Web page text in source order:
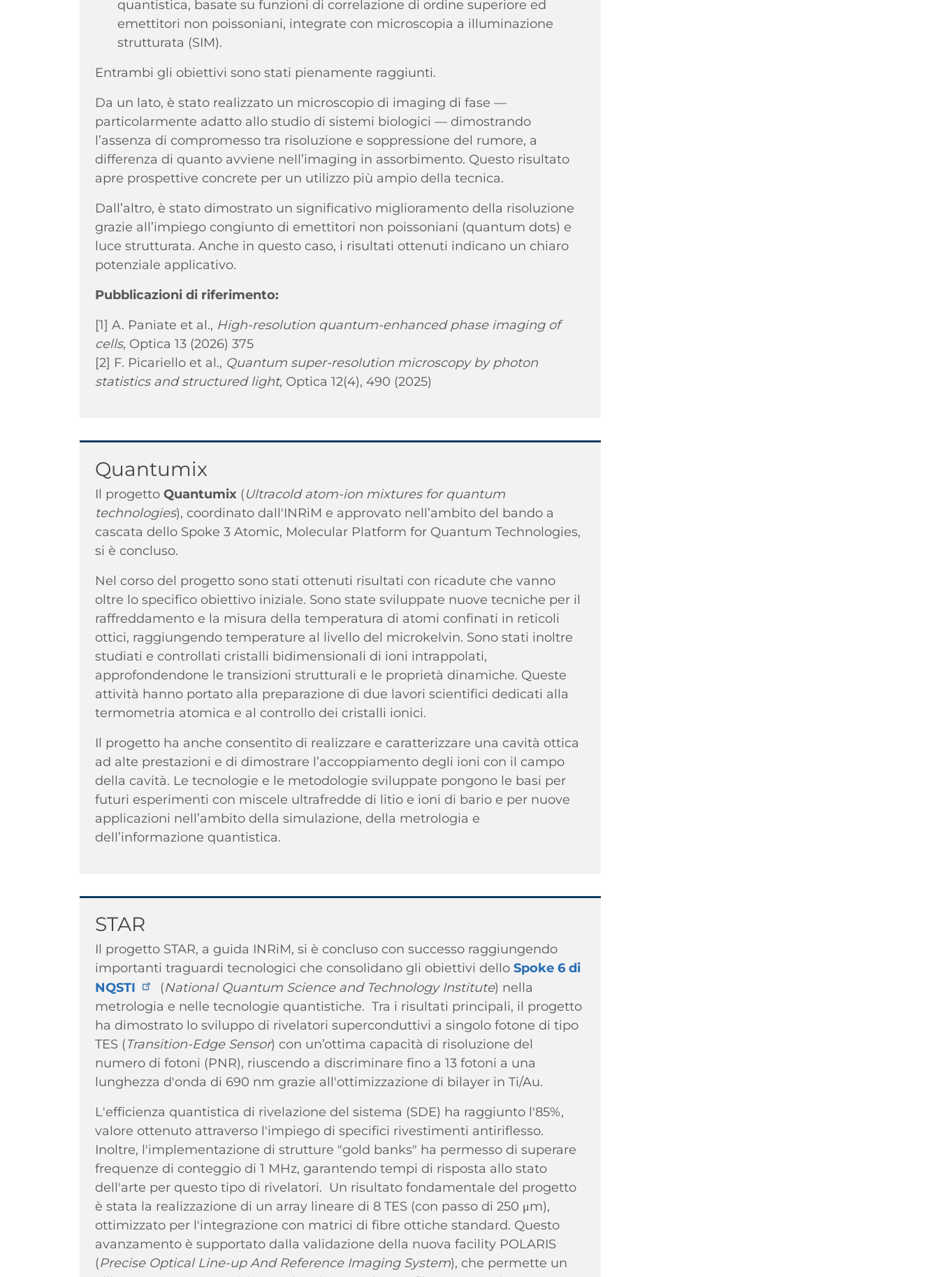
quantistica, basate su funzioni di correlazione di ordine superiore ed
emettitori non poissoniani, integrate con microscopia a illuminazione
strutturata (SIM).
Entrambi gli obiettivi sono stati pienamente raggiunti.
Da un lato, è stato realizzato un microscopio di imaging di fase —
particolarmente adatto allo studio di sistemi biologici — dimostrando
l’assenza di compromesso tra risoluzione e soppressione del rumore, a
differenza di quanto avviene nell’imaging in assorbimento. Questo risultato
apre prospettive concrete per un utilizzo più ampio della tecnica.
Dall’altro, è stato dimostrato un significativo miglioramento della risoluzione
grazie all’impiego congiunto di emettitori non poissoniani (quantum dots) e
luce strutturata. Anche in questo caso, i risultati ottenuti indicano un chiaro
potenziale applicativo.
Pubblicazioni di riferimento:
[1] A. Paniate et al., High-resolution quantum-enhanced phase imaging of
cells, Optica 13 (2026) 375
[2] F. Picariello et al., Quantum super-resolution microscopy by photon
statistics and structured light, Optica 12(4), 490 (2025)
Titolo
Quantumix
Il progettoQuantumix (Ultracold atom-ion mixtures for quantum
technologies), coordinato dall'INRiM e approvato nell’ambito del bando a
cascata dello Spoke 3 Atomic, Molecular Platform for Quantum Technologies,
si è concluso.
Nel corso del progetto sono stati ottenuti risultati con ricadute che vanno
oltre lo specifico obiettivo iniziale. Sono state sviluppate nuove tecniche per il
raffreddamento e la misura della temperatura di atomi confinati in reticoli
ottici, raggiungendo temperature al livello del microkelvin. Sono stati inoltre
studiati e controllati cristalli bidimensionali di ioni intrappolati,
approfondendone le transizioni strutturali e le proprietà dinamiche. Queste
attività hanno portato alla preparazione di due lavori scientifici dedicati alla
termometria atomica e al controllo dei cristalli ionici.
Il progetto ha anche consentito di realizzare e caratterizzare una cavità ottica
ad alte prestazioni e di dimostrare l’accoppiamento degli ioni con il campo
della cavità. Le tecnologie e le metodologie sviluppate pongono le basi per
futuri esperimenti con miscele ultrafredde di litio e ioni di bario e per nuove
applicazioni nell’ambito della simulazione, della metrologia e
dell’informazione quantistica.
Titolo
STAR
Il progetto STAR, a guida INRiM, si è concluso con successo raggiungendo
importanti traguardi tecnologici che consolidano gli obiettivi delloSpoke 6 di
NQSTI
(National Quantum Science and Technology Institute) nella
metrologia e nelle tecnologie quantistiche. Tra i risultati principali, il progetto
ha dimostrato lo sviluppo di rivelatori superconduttivi a singolo fotone di tipo
TES (Transition-Edge Sensor) con un’ottima capacità di risoluzione del
numero di fotoni (PNR), riuscendo a discriminare fino a 13 fotoni a una
lunghezza d'onda di 690 nm grazie all'ottimizzazione di bilayer in Ti/Au.
L'efficienza quantistica di rivelazione del sistema (SDE) ha raggiunto l'85%,
valore ottenuto attraverso l'impiego di specifici rivestimenti antiriflesso.
Inoltre, l'implementazione di strutture "gold banks" ha permesso di superare
frequenze di conteggio di 1 MHz, garantendo tempi di risposta allo stato
dell'arte per questo tipo di rivelatori. Un risultato fondamentale del progetto
è stata la realizzazione di un array lineare di 8 TES (con passo di 250 μm),
ottimizzato per l'integrazione con matrici di fibre ottiche standard. Questo
avanzamento è supportato dalla validazione della nuova facility POLARIS
(Precise Optical Line-up And Reference Imaging System), che permette un